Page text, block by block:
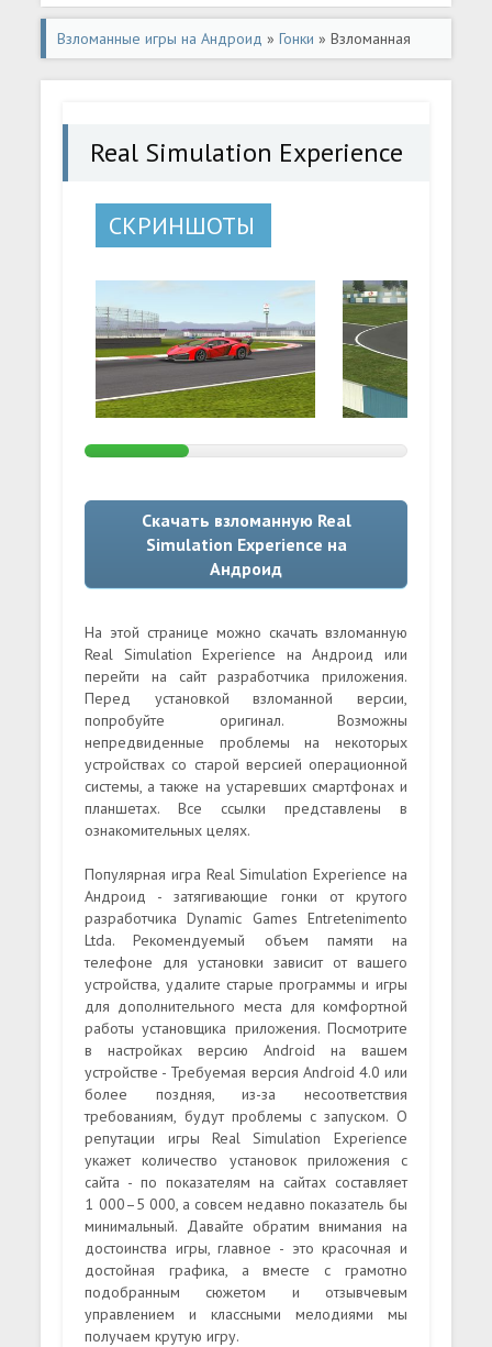
Взломанные игры на Андроид »Гонки » Взломанная
игра Real Simulation Experience (Мод много денег) на
Real Simulation Experience
СКРИНШОТЫ
Скачать взломанную Real
Simulation Experience на
Андроид
На этой странице можно скачать взломанную
Real Simulation Experience на Андроид или
перейти на сайт разработчика приложения.
Перед установкой взломанной версии,
попробуйте оригинал. Возможны
непредвиденные проблемы на некоторых
устройствах со старой версией операционной
системы, а также на устаревших смартфонах и
планшетах. Все ссылки представлены в
ознакомительных целях.
Популярная игра Real Simulation Experience на
Андроид - затягивающие гонки от крутого
разработчика Dynamic Games Entretenimento
Ltda. Рекомендуемый объем памяти на
телефоне для установки зависит от вашего
устройства, удалите старые программы и игры
для дополнительного места для комфортной
работы установщика приложения. Посмотрите
в настройках версию Android на вашем
устройстве - Требуемая версия Android 4.0 или
более поздняя, из-за несоответствия
требованиям, будут проблемы с запуском. О
репутации игры Real Simulation Experience
укажет количество установок приложения с
сайта - по показателям на сайтах составляет
1 000–5 000, а совсем недавно показатель бы
минимальный. Давайте обратим внимания на
достоинства игры, главное - это красочная и
достойная графика, а вместе с грамотно
подобранным сюжетом и отзывчевым
управлением и классными мелодиями мы
получаем крутую игру.